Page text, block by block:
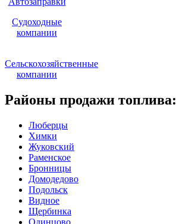
Судоходные
компании
Сельскохозяйственные
компании
Районы продажи топлива:
Люберцы
Химки
Жуковский
Раменское
Бронницы
Домодедово
Подольск
Видное
Щербинка
Одинцово